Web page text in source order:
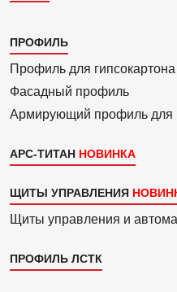
Каталог
3
ПРОФИЛЬ
Профиль для гипсо­картона
Фасадный профиль
Армиру­ю­щий профиль
АРС-ТИТАН
ЩИТЫ УПРАВЛЕНИЯ
Щиты управления и
ПРОФИЛЬ ЛСТК